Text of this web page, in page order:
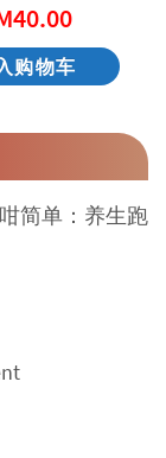
40.00
购物车
简单：养生跑